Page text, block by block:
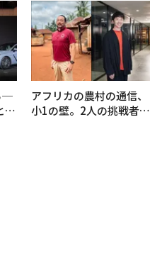
─
E
アフリカの農村の通信、
小1の壁。2人の挑戦者が